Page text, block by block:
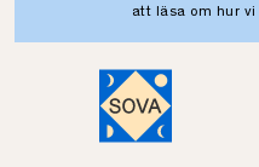
att läsa om hur